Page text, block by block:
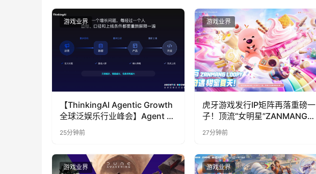
游戏业界
【ThinkingAI Agentic Growth
全球泛娱乐行业峰会】Agent 时
代，人到底负责什么
25分钟前
游戏业界
虎牙游戏发行IP矩阵再落重磅一
子！顶流“女明星”ZANMANG
LOOPY 正版3D消除手游《消消
奇遇》惊喜曝光
27分钟前
游戏业界 游戏业界